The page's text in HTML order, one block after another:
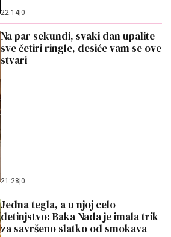
22:14 0
Na par sekundi, svaki dan upalite
sve četiri ringle, desiće vam se ove
stvari
21:28 0
Jedna tegla, a u njoj celo
detinjstvo: Baka Nada je imala trik
za savršeno slatko od smokava